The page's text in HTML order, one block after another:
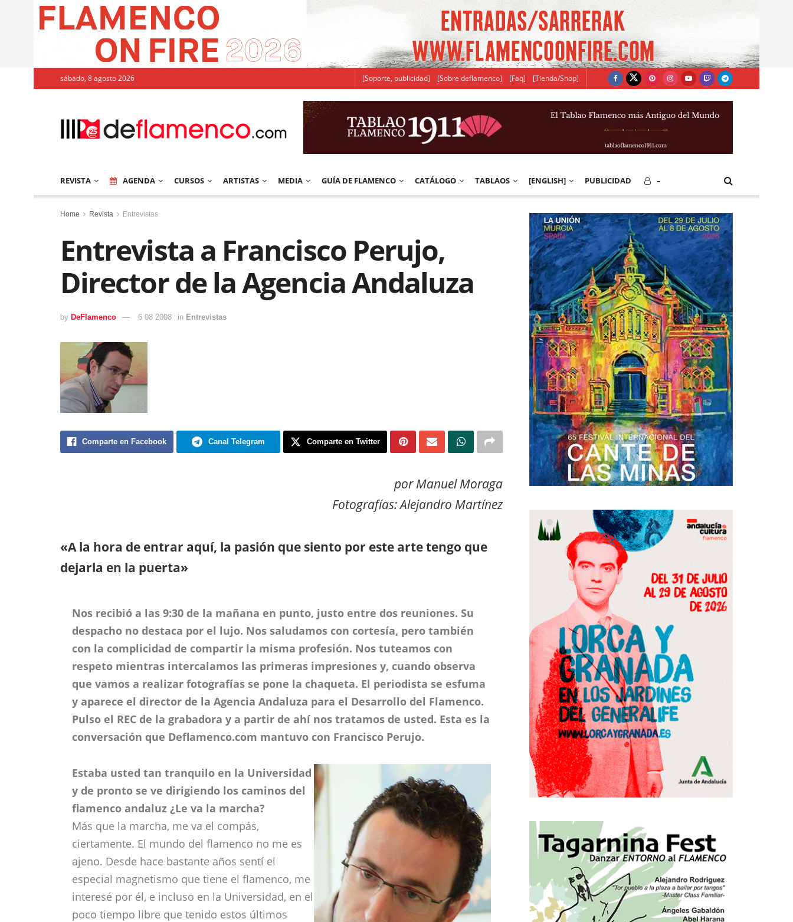
sábado, 8 agosto 2026 [Soporte, publicidad] [Sobre deflamenco] [Faq] [Tienda/Shop]
REVISTA AGENDA CURSOS ARTISTAS MEDIA GUÍA DE FLAMENCO CATÁLOGO TABLAOS [ENGLISH] PUBLICIDAD –
Home Revista Entrevistas
Entrevista a Francisco Perujo,
Director de la Agencia Andaluza
by DeFlamenco 6 08 2008 in Entrevistas
Comparte en Facebook Canal Telegram Comparte en Twitter
por Manuel Moraga
Fotografías: Alejandro Martínez
«A la hora de entrar aquí, la pasión que siento por este arte tengo que
dejarla en la puerta»
Nos recibió a las 9:30 de la mañana en punto, justo entre dos reuniones. Su
despacho no destaca por el lujo. Nos saludamos con cortesía, pero también
con la complicidad de compartir la misma profesión. Nos tuteamos con
respeto mientras intercalamos las primeras impresiones y, cuando observa
que vamos a realizar fotografías se pone la chaqueta. El periodista se esfuma
y aparece el director de la Agencia Andaluza para el Desarrollo del Flamenco.
Pulso el REC de la grabadora y a partir de ahí nos tratamos de usted. Esta es la
conversación que Deflamenco.com mantuvo con Francisco Perujo.
Estaba usted tan tranquilo en la Universidad
y de pronto se ve dirigiendo los caminos del
flamenco andaluz ¿Le va la marcha?
Más que la marcha, me va el compás,
ciertamente. El mundo del flamenco no me es
ajeno. Desde hace bastante años sentí el
especial magnetismo que tiene el flamenco, me
interesé por él, e incluso en la Universidad, en el
poco tiempo libre que tenido estos últimos